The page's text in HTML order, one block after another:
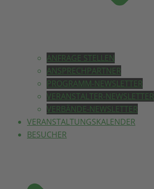
ANFRAGE STELLEN
ANSPRECHPARTNER
PROGRAMM-NEWSLETTER
VERANSTALTER-NEWSLETTER
VERBÄNDE-NEWSLETTER
VERANSTALTUNGSKALENDER
BESUCHER